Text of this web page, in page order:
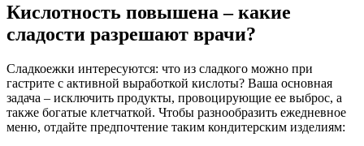
Кислотность повышена – какие
сладости разрешают врачи?
Сладкоежки интересуются: что из сладкого можно при
гастрите с активной выработкой кислоты? Ваша основная
задача – исключить продукты, провоцирующие ее выброс, а
также богатые клетчаткой. Чтобы разнообразить ежедневное
меню, отдайте предпочтение таким кондитерским изделиям: